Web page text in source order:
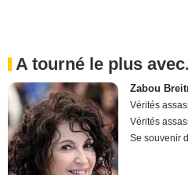
A tourné le plus
Zabou
Vérités
Vérités
Se souvenir